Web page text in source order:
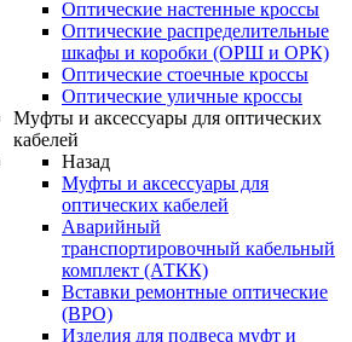
Оптические настенные кроссы
Оптические распределительные
шкафы и коробки (ОРШ и ОРК)
Оптические стоечные кроссы
Оптические уличные кроссы
Муфты и аксессуары для оптических
кабелей
Назад
Муфты и аксессуары для
оптических кабелей
Аварийный
транспортировочный кабельный
комплект (АТКК)
Вставки ремонтные оптические
(ВРО)
Изделия для подвеса муфт и